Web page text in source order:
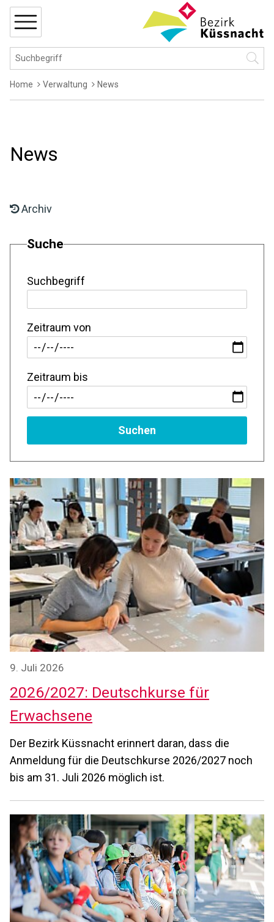
Navigieren in Küssnacht
Schnellnavigation
Hauptnavigation
Suchbegriff
Breadcrumb
Home Verwaltung News
News
Archiv
Suche
Suchbegriff
Zeitraum von
Zeitraum bis
Suchen
9. Juli 2026
2026/2027: Deutschkurse für
Erwachsene
Der Bezirk Küssnacht erinnert daran, dass die
Anmeldung für die Deutschkurse 2026/2027 noch
bis am 31. Juli 2026 möglich ist.